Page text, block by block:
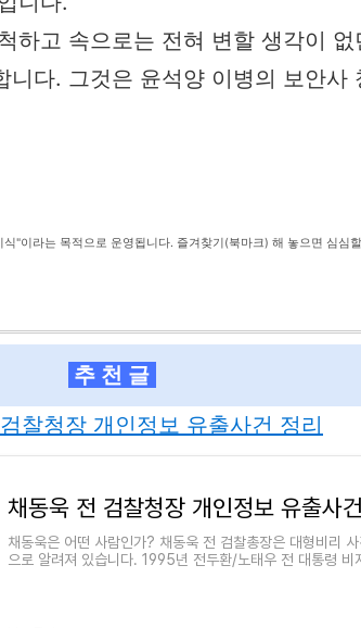
하고 속으로는 전혀 변할 생각이
니다. 그것은 윤석양 이병의 보안사
"이라는 목적으로 운영됩니다. 즐겨찾기(북마크) 해 놓으면 심심
추 천 글
찰청장 개인정보 유출사건 정리
채동욱 전 검찰청장 개인정보 유출사
채동욱은 어떤 사람인가? 채동욱 전 검찰총장은 대형비리
으로 알려져 있습니다. 1995년 전두환/노태우 전 대통령 비